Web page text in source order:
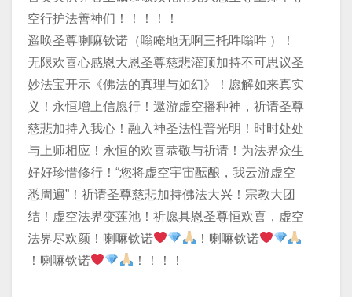
空行护法善神们！！！！！
遥唤圣尊喇嘛钦诺（嗡唵地无啊三托吽嗡吽 ）！
无限欢喜心感恩大恩圣尊慈悲灌顶加持不可思议圣
妙法宝开示《佛法的真理与如幻》！愿解如来真实
义！永恒增上信愿行！遨游虚空播种神，祈请圣尊
慈悲加持入我心！融入神圣法性普光明！时时处处
与上师相应！永恒的欢喜恭敬与祈请！为法界众生
好好珍惜修行！“您将虚空宇宙酝酿，我云游虚空
悉周遍”！祈请圣尊慈悲加持佛法大兴！宗教大团
结！虚空法界变莲池！祈愿具恩圣尊恒欢喜，虚空
法界尽欢颜！喇嘛钦诺
！喇嘛钦诺
！喇嘛钦诺
！！！！